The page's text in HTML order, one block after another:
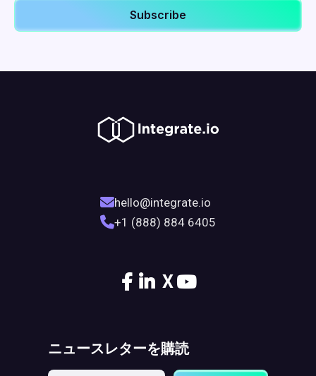
hello@integrate.io
+1 (888) 884 6405
X
ニュースレターを購読